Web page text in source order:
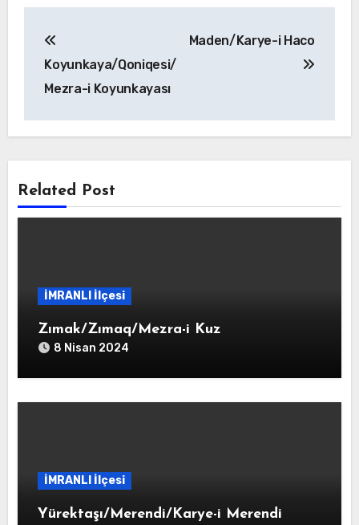
gezinmesi
Koyunkaya/Qoniqesi/
Mezra-i Koyunkayası
Maden/Karye-i Haco
Related Post
İMRANLI İlçesi
Zımak/Zımaq/Mezra-i Kuz
8 Nisan 2024
İMRANLI İlçesi
Yürektaşı/Merendi/Karye-i Merendi